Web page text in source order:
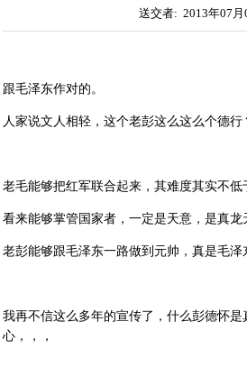
送交者: 2013年07
跟毛泽东作对的。
人家说文人相轻，这个老彭这么这么个德行
老毛能够把红军联合起来，其难度其实不低
看来能够掌管国家者，一定是天意，是真龙
老彭能够跟毛泽东一路做到元帅，真是毛泽
我再不信这么多年的宣传了，什么彭德怀
心，，，